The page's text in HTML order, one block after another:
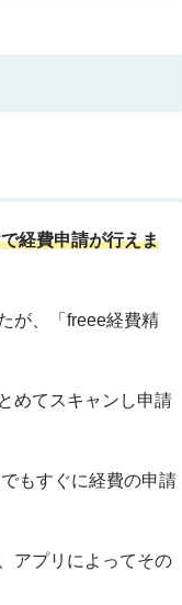
経費申請が行えま
が、「freee経費精
めてスキャンし申請
もすぐに経費の申請
アプリによってその